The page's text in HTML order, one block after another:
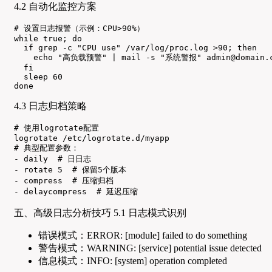
4.2 自动化监控方案
# 设置日志报警（示例：CPU>90%）
while true; do
  if grep -c "CPU use" /var/log/proc.log >90; then
echo "高负载预警" | mail -s "系统警报"
  fi
  sleep 60
done
4.3 日志归档策略
# 使用logrotate配置
logrotate /etc/logrotate.d/myapp
# 典型配置参数：
- daily  # 日日志
- rotate 5  # 保留5个版本
- compress  # 压缩归档
- delaycompress  # 延迟压缩
五、高级日志分析技巧 5.1 日志模式识别
错误模式：ERROR: [module] failed to do something
警告模式：WARNING: [service] potential issue detected
信息模式：INFO: [system] operation completed